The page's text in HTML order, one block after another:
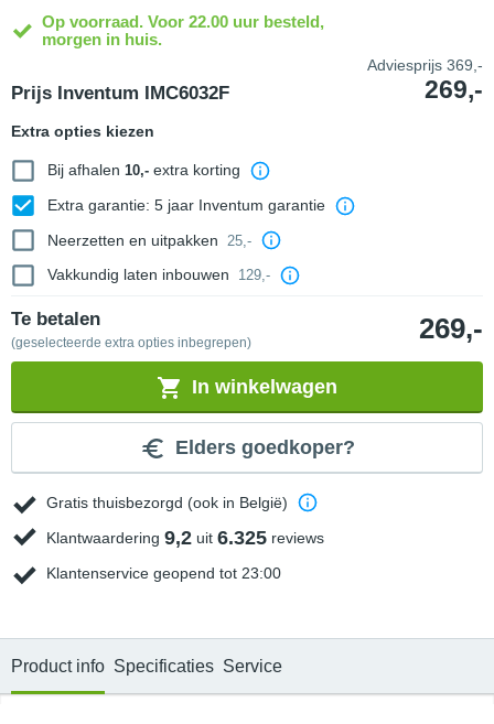
Op voorraad. Voor 22.00 uur besteld,
morgen in huis.
Prijs Inventum IMC6032F
Adviesprijs 369,-
269,-
Extra opties kiezen
Bij afhalen 10,-extra korting
Extra garantie: 5 jaar Inventum garantie
Neerzetten en uitpakken
25,-
Vakkundig laten inbouwen 129,-
Te betalen
(geselecteerde extra opties inbegrepen) 269,-
In winkelwagen
Elders goedkoper?
Gratis thuisbezorgd (ook in België)
Klantwaardering 9,2 uit 6.325 reviews
Klantenservice geopend tot 23:00
Product info Specificaties Service